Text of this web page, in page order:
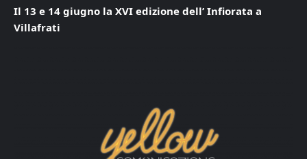
Il 13 e 14 giugno la XVI edizione dell’ Infiorata a
Villafrati